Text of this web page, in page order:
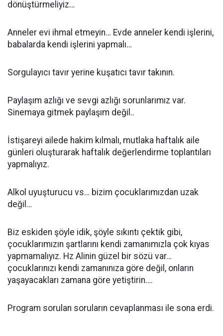
dönüştürmeliyiz…
Anneler evi ihmal etmeyin… Evde anneler kendi işlerini,
babalarda kendi işlerini yapmalı…
Sorgulayıcı tavır yerine kuşatıcı tavır takının.
Paylaşım azlığı ve sevgi azlığı sorunlarımız var.
Sinemaya gitmek paylaşım değil..
İstişareyi ailede hakim kılmalı, mutlaka haftalık aile
günleri oluşturarak haftalık değerlendirme toplantıları
yapmalıyız.
Alkol uyuşturucu vs… bizim çocuklarımızdan uzak
değil…
Biz eskiden şöyle idik, şöyle sıkıntı çektik gibi,
çocuklarımızın şartlarını kendi zamanımızla çok kıyas
yapmamalıyız. Hz Alinin güzel bir sözü var…
çocuklarınızı kendi zamanınıza göre değil, onların
yaşayacakları zamana göre yetiştirin….
Program sorulan soruların cevaplanması ile sona erdi.